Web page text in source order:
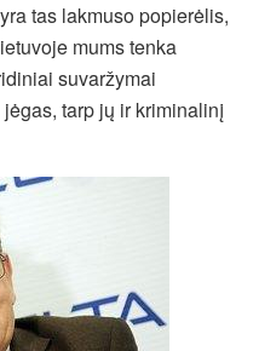
tas lakmuso popierėlis,
mums tenka
suvaržymai
tarp jų ir kriminalinį